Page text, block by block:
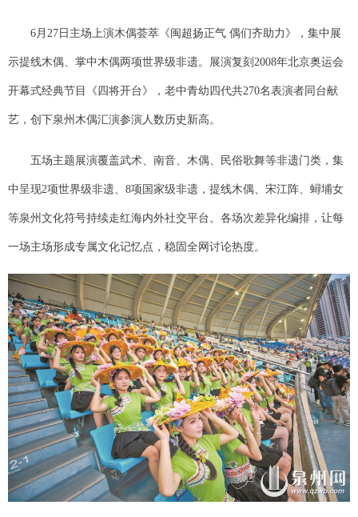
6月27日主场上演木偶荟萃《闽超扬正气 偶们齐助力》，集中展
示提线木偶、掌中木偶两项世界级非遗。展演复刻2008年北京奥运会
开幕式经典节目《四将开台》，老中青幼四代共270名表演者同台献
艺，创下泉州木偶汇演参演人数历史新高。
五场主题展演覆盖武术、南音、木偶、民俗歌舞等非遗门类，集
中呈现2项世界级非遗、8项国家级非遗，提线木偶、宋江阵、蟳埔女
等泉州文化符号持续走红海内外社交平台。各场次差异化编排，让每
一场主场形成专属文化记忆点，稳固全网讨论热度。